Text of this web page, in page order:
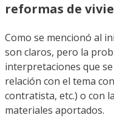
reformas de
Como se mencionó al
son claros, pero la
interpretaciones que se
relación con el tema
contratista, etc.) o con
materiales aportados.